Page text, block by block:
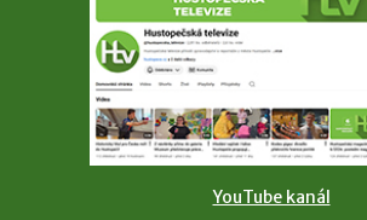
YouTube kanál